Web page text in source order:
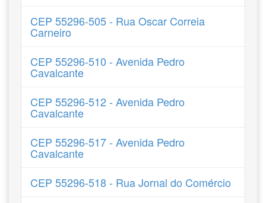
CEP 55296-505 - Rua Oscar Correia
Carneiro
CEP 55296-510 - Avenida Pedro
Cavalcante
CEP 55296-512 - Avenida Pedro
Cavalcante
CEP 55296-517 - Avenida Pedro
Cavalcante
CEP 55296-518 - Rua Jornal do Comércio